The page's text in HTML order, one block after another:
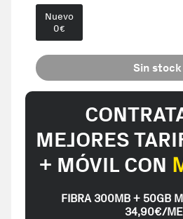
Nuevo
0€
Sin stock
MEJORES
+ MÓVIL CON
FIBRA 300MB + 50GB
34,90€/